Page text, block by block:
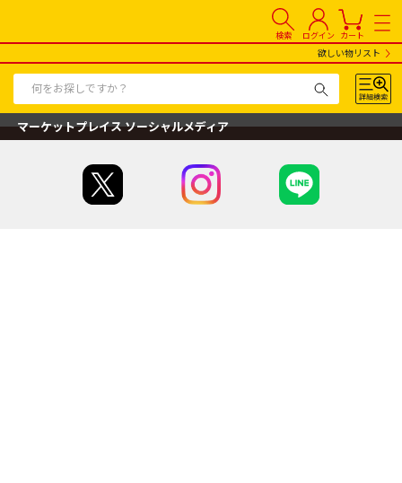
検索 ログイン カート
欲しい物リスト
マーケットプレイス ソーシャルメディア